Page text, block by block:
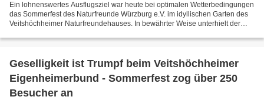
Ein lohnenswertes Ausflugsziel war heute bei optimalen Wetterbedingungen
das Sommerfest des Naturfreunde Würzburg e.V. im idyllischen Garten des
Veitshöchheimer Naturfreundehauses. In bewährter Weise unterhielt der
Geselligkeit ist Trumpf beim Veitshöchheimer
Eigenheimerbund - Sommerfest zog über 250
Besucher an